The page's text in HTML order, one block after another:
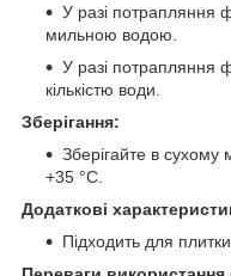
У разі потрапляння
мильною водою.
У разі потрапляння
кількістю води.
Зберігання:
Зберігайте в сухому
+35 °C.
Додаткові
Підходить для